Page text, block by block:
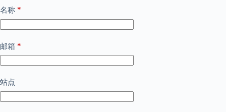
名称 *
邮箱 *
站点